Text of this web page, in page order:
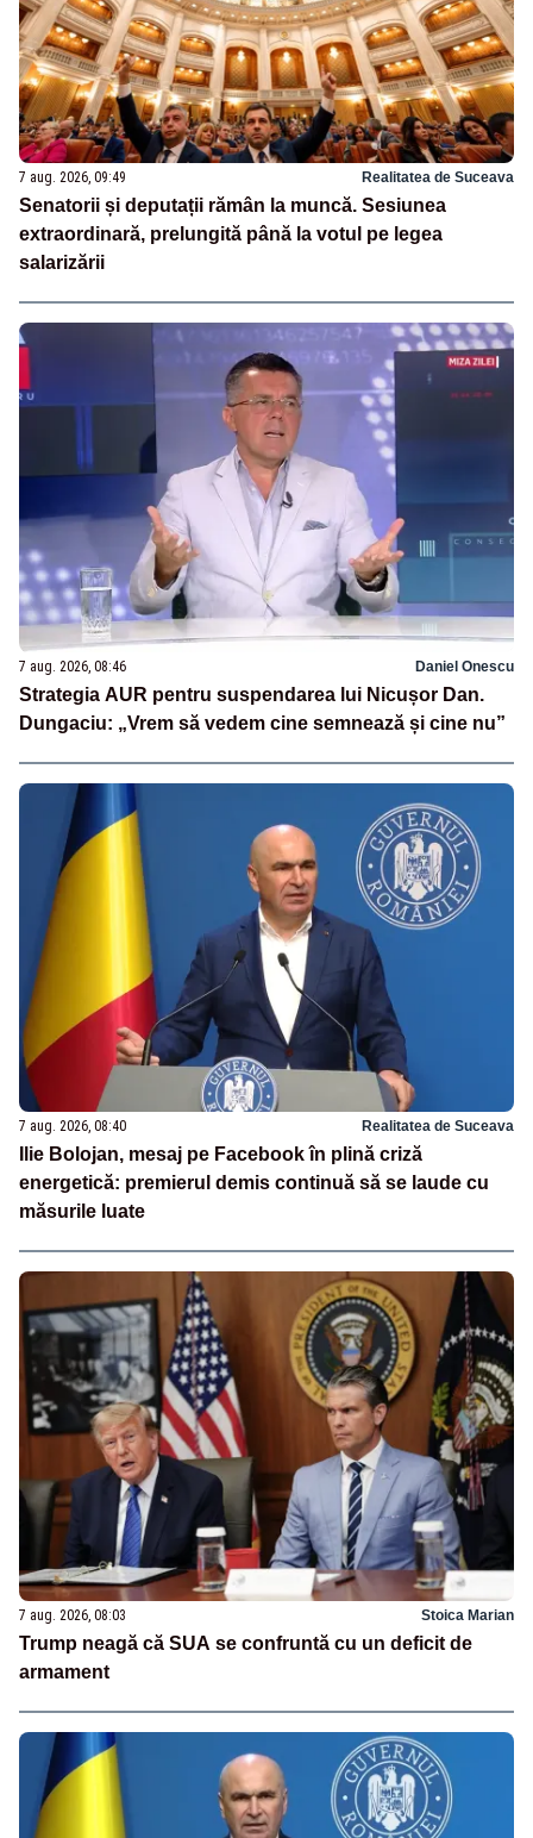
7 aug. 2026, 09:49 Realitatea de Suceava
Senatorii și deputații rămân la muncă. Sesiunea
extraordinară, prelungită până la votul pe legea
salarizării
7 aug. 2026, 08:46 Daniel Onescu
Strategia AUR pentru suspendarea lui Nicușor Dan.
Dungaciu: „Vrem să vedem cine semnează și cine nu”
7 aug. 2026, 08:40 Realitatea de Suceava
Ilie Bolojan, mesaj pe Facebook în plină criză
energetică: premierul demis continuă să se laude cu
măsurile luate
7 aug. 2026, 08:03 Stoica Marian
Trump neagă că SUA se confruntă cu un deficit de
armament